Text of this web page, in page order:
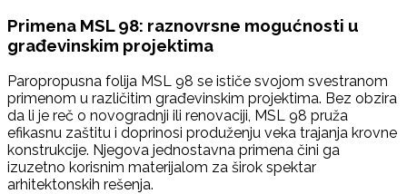
Primena MSL 98: raznovrsne mogućnosti u
građevinskim projektima
Paropropusna folija MSL 98 se ističe svojom svestranom
primenom u različitim građevinskim projektima. Bez obzira
da li je reč o novogradnji ili renovaciji, MSL 98 pruža
efikasnu zaštitu i doprinosi produženju veka trajanja krovne
konstrukcije. Njegova jednostavna primena čini ga
izuzetno korisnim materijalom za širok spektar
arhitektonskih rešenja.